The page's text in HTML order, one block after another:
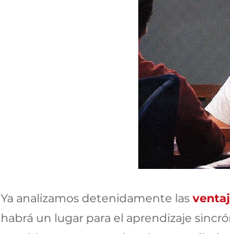
Ya analizamos detenidamente las
habrá un lugar para el aprendizaje